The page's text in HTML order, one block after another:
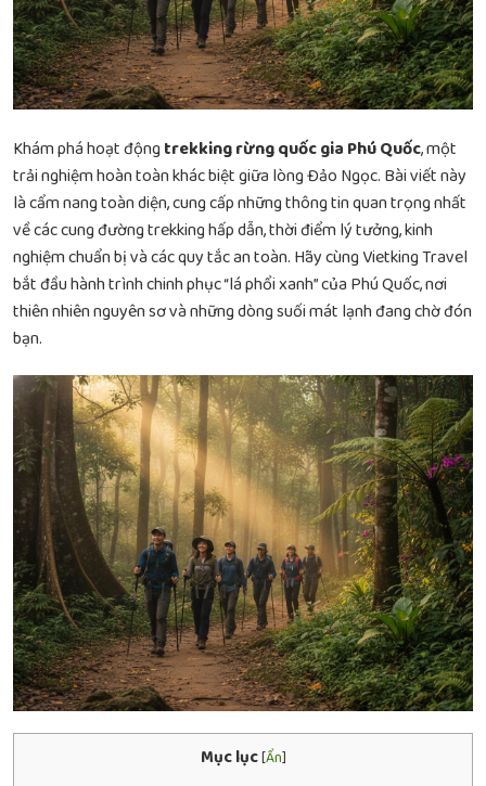
Khám phá hoạt độngtrekking rừng quốc gia Phú Quốc, một
trải nghiệm hoàn toàn khác biệt giữa lòng Đảo Ngọc. Bài viết này
là cẩm nang toàn diện, cung cấp những thông tin quan trọng nhất
về các cung đường trekking hấp dẫn, thời điểm lý tưởng, kinh
nghiệm chuẩn bị và các quy tắc an toàn. Hãy cùng Vietking Travel
bắt đầu hành trình chinh phục “lá phổi xanh” của Phú Quốc, nơi
thiên nhiên nguyên sơ và những dòng suối mát lạnh đang chờ đón
bạn.
Mục lục[Ẩn]